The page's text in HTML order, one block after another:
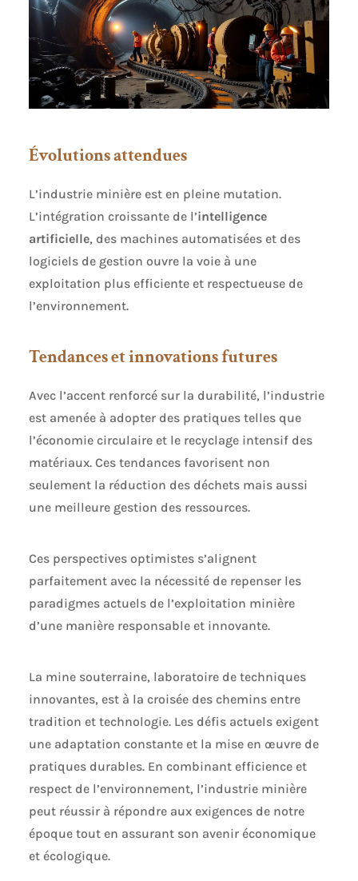
Évolutions attendues
L’industrie minière est en pleine mutation.
L’intégration croissante de l’intelligence
artificielle, des machines automatisées et des
logiciels de gestion ouvre la voie à une
exploitation plus efficiente et respectueuse de
l’environnement.
Tendances et innovations futures
Avec l’accent renforcé sur la durabilité, l’industrie
est amenée à adopter des pratiques telles que
l’économie circulaire et le recyclage intensif des
matériaux. Ces tendances favorisent non
seulement la réduction des déchets mais aussi
une meilleure gestion des ressources.
Ces perspectives optimistes s’alignent
parfaitement avec la nécessité de repenser les
paradigmes actuels de l’exploitation minière
d’une manière responsable et innovante.
La mine souterraine, laboratoire de techniques
innovantes, est à la croisée des chemins entre
tradition et technologie. Les défis actuels exigent
une adaptation constante et la mise en œuvre de
pratiques durables. En combinant efficience et
respect de l’environnement, l’industrie minière
peut réussir à répondre aux exigences de notre
époque tout en assurant son avenir économique
et écologique.